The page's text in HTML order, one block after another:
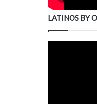
LATINOS BY